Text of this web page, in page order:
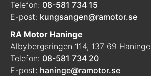
Telefon: 08-581 734 15
E-post: kungsangen@ramotor.se
RA Motor Haninge
Albybergsringen 114, 137 69 Haninge
Telefon: 08-581 734 20
E-post: haninge@ramotor.se